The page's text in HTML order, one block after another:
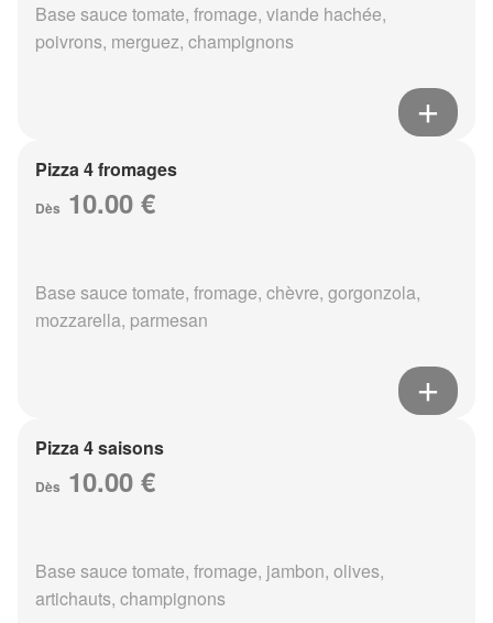
Base sauce tomate, fromage, viande hachée,
poivrons, merguez, champignons
Pizza 4 fromages
Dès 10.00 €
Base sauce tomate, fromage, chèvre, gorgonzola,
mozzarella, parmesan
Pizza 4 saisons
Dès 10.00 €
Base sauce tomate, fromage, jambon, olives,
artichauts, champignons